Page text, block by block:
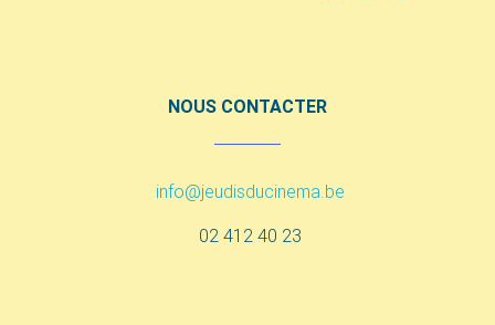
NOUS CONTACTER
info@jeudisducinema.be
02 412 40 23